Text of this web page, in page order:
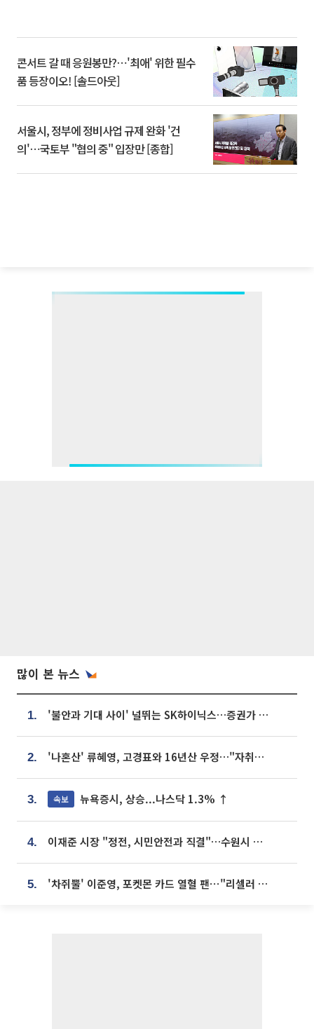
콘서트 갈 때 응원봉만?⋯'최애' 위한 필수
품 등장이오! [솔드아웃]
서울시, 정부에 정비사업 규제 완화 '건
의'⋯국토부 "협의 중" 입장만 [종합]
많이 본 뉴스
1. '불안과 기대 사이' 널뛰는 SK하이닉스…증권가 "HBM4·LTA 기반 펀터멘털 견고"
2. '나혼산' 류혜영, 고경표와 16년산 우정…"자취방서 부모님과 마주쳐"
3. 속보 뉴욕증시, 상승...나스닥 1.3% ↑
4. 이재준 시장 "정전, 시민안전과 직결"…수원시 비상대응체계 가동
5. '차쥐뿔' 이준영, 포켓몬 카드 열혈 팬⋯"리셀러 처단할 것"